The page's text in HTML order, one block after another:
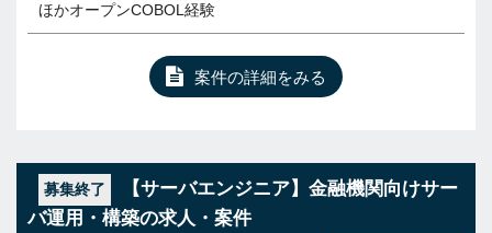
ほかオープンCOBOL経験
案件の詳細をみる
募集終了
【サーバエンジニア】金融機関向けサー
バ運用・構築の求人・案件